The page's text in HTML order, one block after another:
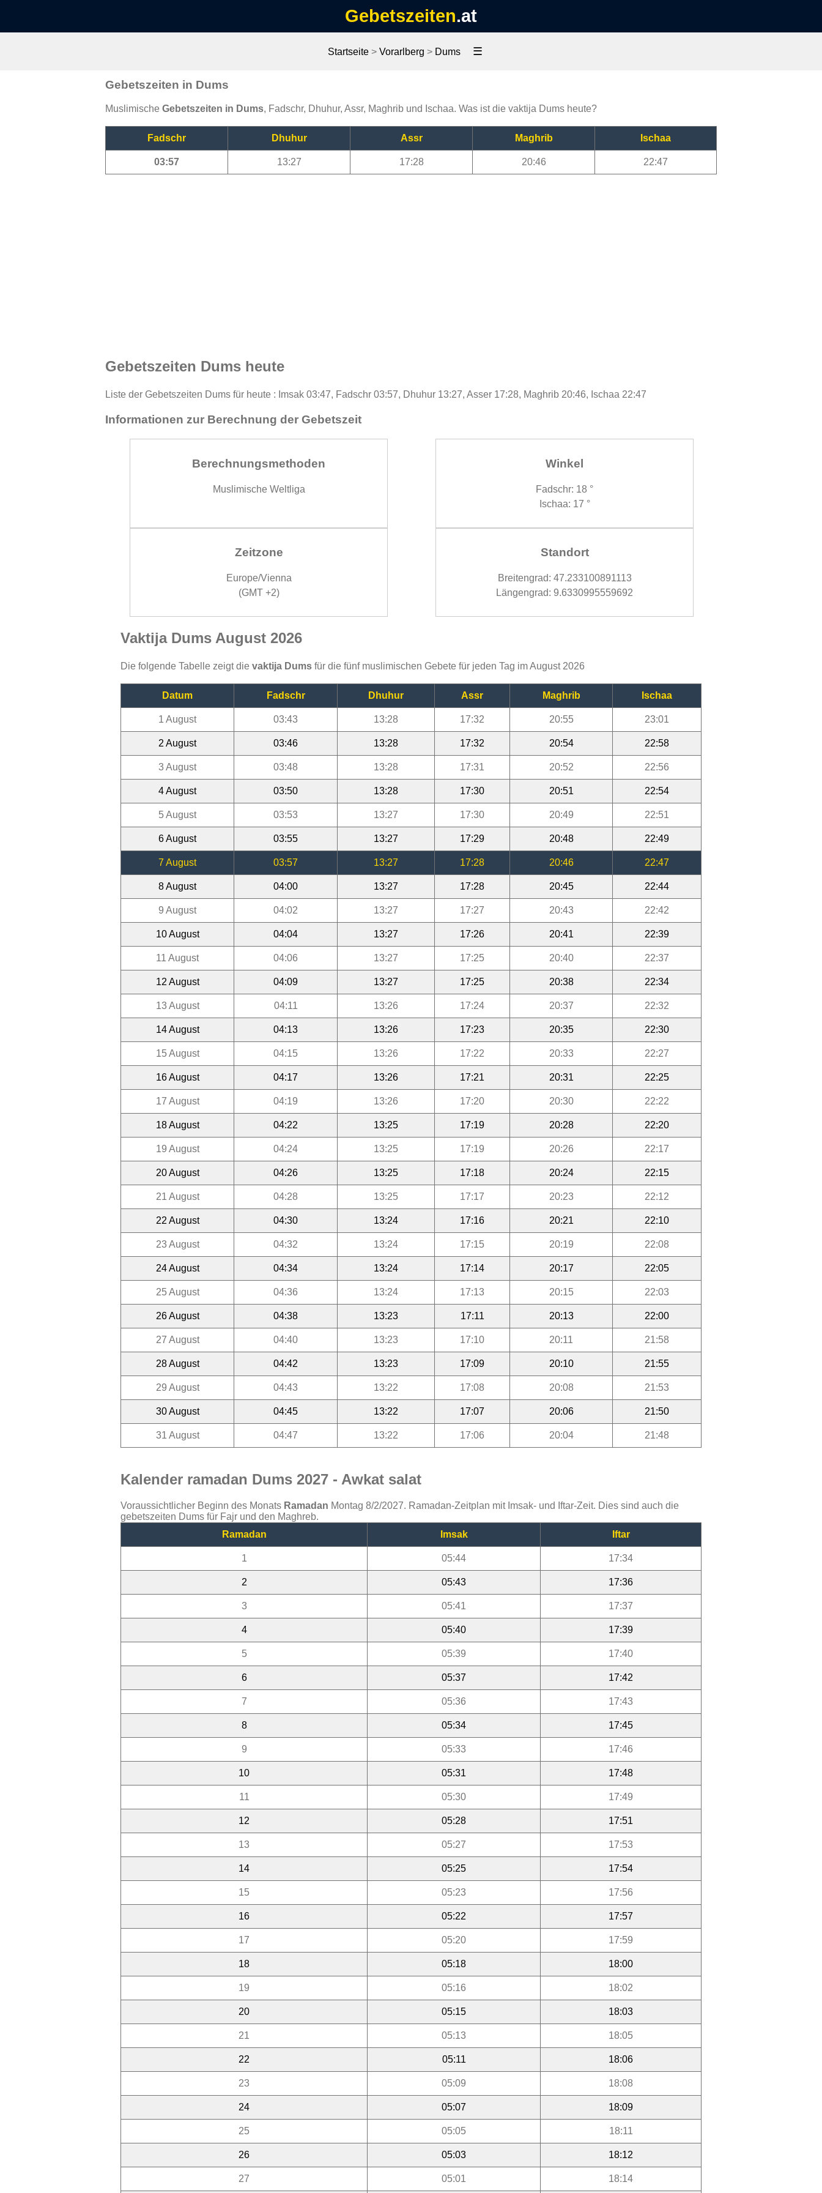
Gebetszeiten.at
Startseite> Vorarlberg > Dums ☰
Gebetszeiten in Dums
Muslimische Gebetszeiten in Dums, Fadschr, Dhuhur, Assr, Maghrib und Ischaa. Was ist die vaktija Dums heute?
Fadschr Dhuhur Assr Maghrib Ischaa
03:57 13:27 17:28 20:46 22:47
Gebetszeiten Dums heute
Liste der Gebetszeiten Dums für heute : Imsak 03:47, Fadschr 03:57, Dhuhur 13:27, Asser 17:28, Maghrib 20:46, Ischaa 22:47
Informationen zur Berechnung der Gebetszeit
Berechnungsmethoden
Muslimische Weltliga
Winkel
Fadschr: 18 °
Ischaa: 17 °
Zeitzone
Europe/Vienna
(GMT +2)
Standort
Breitengrad: 47.233100891113
Längengrad: 9.6330995559692
Vaktija Dums August 2026
Die folgende Tabelle zeigt die vaktija Dums für die fünf muslimischen Gebete für jeden Tag im August 2026
Datum Fadschr Dhuhur Assr Maghrib Ischaa
1 August 03:43 13:28 17:32 20:55 23:01
2 August 03:46 13:28 17:32 20:54 22:58
3 August 03:48 13:28 17:31 20:52 22:56
4 August 03:50 13:28 17:30 20:51 22:54
5 August 03:53 13:27 17:30 20:49 22:51
6 August 03:55 13:27 17:29 20:48 22:49
7 August 03:57 13:27 17:28 20:46 22:47
8 August 04:00 13:27 17:28 20:45 22:44
9 August 04:02 13:27 17:27 20:43 22:42
10 August 04:04 13:27 17:26 20:41 22:39
11 August 04:06 13:27 17:25 20:40 22:37
12 August 04:09 13:27 17:25 20:38 22:34
13 August 04:11 13:26 17:24 20:37 22:32
14 August 04:13 13:26 17:23 20:35 22:30
15 August 04:15 13:26 17:22 20:33 22:27
16 August 04:17 13:26 17:21 20:31 22:25
17 August 04:19 13:26 17:20 20:30 22:22
18 August 04:22 13:25 17:19 20:28 22:20
19 August 04:24 13:25 17:19 20:26 22:17
20 August 04:26 13:25 17:18 20:24 22:15
21 August 04:28 13:25 17:17 20:23 22:12
22 August 04:30 13:24 17:16 20:21 22:10
23 August 04:32 13:24 17:15 20:19 22:08
24 August 04:34 13:24 17:14 20:17 22:05
25 August 04:36 13:24 17:13 20:15 22:03
26 August 04:38 13:23 17:11 20:13 22:00
27 August 04:40 13:23 17:10 20:11 21:58
28 August 04:42 13:23 17:09 20:10 21:55
29 August 04:43 13:22 17:08 20:08 21:53
30 August 04:45 13:22 17:07 20:06 21:50
31 August 04:47 13:22 17:06 20:04 21:48
Kalender ramadan Dums 2027 - Awkat salat
Voraussichtlicher Beginn des Monats Ramadan Montag 8/2/2027. Ramadan-Zeitplan mit Imsak- und Iftar-Zeit. Dies sind auch die
gebetszeiten Dums für Fajr und den Maghreb.
Ramadan
Imsak Iftar
1 05:44 17:34
2 05:43 17:36
3 05:41 17:37
4 05:40 17:39
5 05:39 17:40
6 05:37 17:42
7 05:36 17:43
8 05:34 17:45
9 05:33 17:46
10 05:31 17:48
11 05:30 17:49
12 05:28 17:51
13 05:27 17:53
14 05:25 17:54
15 05:23 17:56
16 05:22 17:57
17 05:20 17:59
18 05:18 18:00
19 05:16 18:02
20 05:15 18:03
21 05:13 18:05
22 05:11 18:06
23 05:09 18:08
24 05:07 18:09
25 05:05 18:11
26 05:03 18:12
27 05:01 18:14